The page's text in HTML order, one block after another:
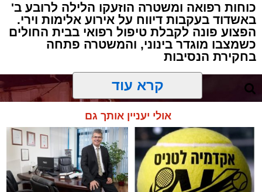
כוחות רפואה ומשטרה הוזעקו הלילה לרובע ב'
באשדוד בעקבות דיווח על אירוע אלימות וירי.
הפצוע פונה לקבלת טיפול רפואי בבית החולים
כשמצבו מוגדר בינוני, והמשטרה פתחה
בחקירת הנסיבות
קרא עוד
אולי יעניין אותך גם